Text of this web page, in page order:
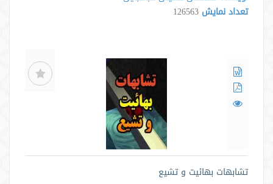
تعداد نمایش 126563
تشابهات بهائیت و تشیع